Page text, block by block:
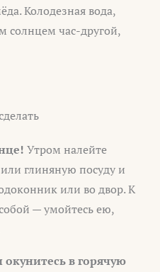
Колодезная вода,
солнцем час-другой,
Утром налейте
глиняную посуду и
или во двор. К
— умойтесь ею,
окунитесь в горячую